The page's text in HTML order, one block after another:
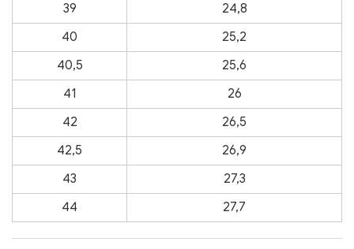
39
24,8
40
25,2
40,5
25,6
41
26
42
26,5
42,5
26,9
43
27,3
44
27,7